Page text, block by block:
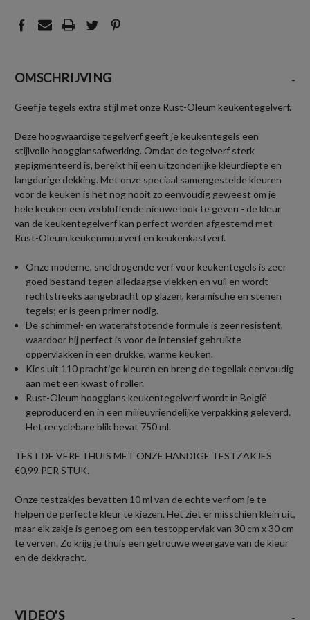
OMSCHRIJVING -
Geef je tegels extra stijl met onze Rust-Oleum keukentegelverf.
Deze hoogwaardige tegelverf geeft je keukentegels een
stijlvolle hoogglansafwerking. Omdat de tegelverf sterk
gepigmenteerd is, bereikt hij een uitzonderlijke kleurdiepte en
langdurige dekking. Met onze speciaal samengestelde kleuren
voor de keuken is het nog nooit zo eenvoudig geweest om je
hele keuken een verbluffende nieuwe look te geven - de kleur
van de keukentegelverf kan perfect worden afgestemd met
Rust-Oleum keukenmuurverf en keukenkastverf.
Onze moderne, sneldrogende verf voor keukentegels is zeer
goed bestand tegen alledaagse vlekken en vuil en wordt
rechtstreeks aangebracht op glazen, keramische en stenen
tegels; er is geen primer nodig.
De schimmel- en waterafstotende formule is zeer resistent,
waardoor hij perfect is voor de intensief gebruikte
oppervlakken in een drukke, warme keuken.
Kies uit 110 prachtige kleuren en breng de tegellak eenvoudig
aan met een kwast of roller.
Rust-Oleum hoogglans keukentegelverf wordt in België
geproducerd en in een milieuvriendelijke verpakking geleverd.
Het recyclebare blik bevat 750 ml.
TEST DE VERF THUIS MET ONZE HANDIGE TESTZAKJES
€0,99 PER STUK.
Onze testzakjes bevatten 10 ml van de echte verf om je te
helpen de perfecte kleur te kiezen. Het ziet er misschien klein uit,
maar elk zakje is genoeg om een testoppervlak van 30 cm x 30 cm
te verven. Zo krijg je thuis een getrouwe weergave van de kleur
en de dekkracht.
VIDEO'S -